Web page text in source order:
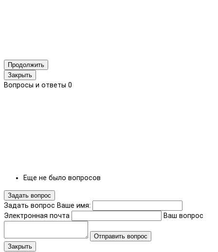
Продолжить
Закрыть
Вопросы и ответы 0
Еще не было вопросов
Задать вопрос
Задать вопрос Ваше имя:
Электронная почта
Ваш вопрос
Отправить вопрос
Закрыть